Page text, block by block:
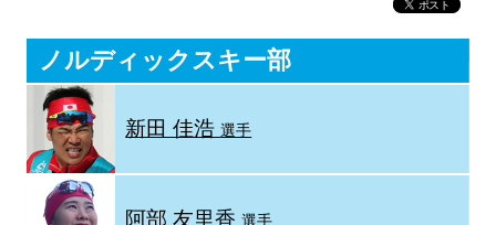
ノルディックスキー部
新田 佳浩選手
阿部 友里香選手